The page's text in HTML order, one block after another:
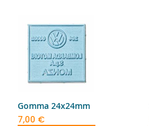
Gomma 24x24mm
7,00 €